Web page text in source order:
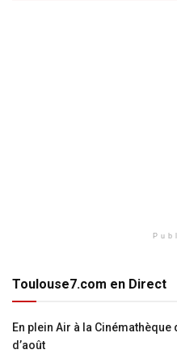
Toulouse7.com en Direct
En plein Air à la
d’août